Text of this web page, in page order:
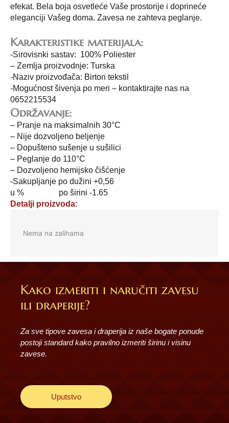
efekat. Bela boja osvetleće Vaše prostorije i doprineće
eleganciji Vašeg doma. Zavesa ne zahteva peglanje.
Karakteristike materijala:
-Sirovisnki sastav: 100% Poliester
– Zemlja proizvodnje: Turska
-Naziv proizvođača: Birton tekstil
-Mogućnost šivenja po meri – kontaktirajte nas na
0652215534
Održavanje:
– Pranje na maksimalnih 30°C
– Nije dozvoljeno beljenje
– Dopušteno sušenje u sušilici
– Peglanje do 110°C
– Dozvoljeno hemijsko čišćenje
-Sakupljanje po dužini +0,56
u % po širini -1.65
Detalji proizvoda:
Nema na zalihama
Kako izmeriti i naručiti zavesu
ili draperije?
Za sve tipove zavesa i draperija iz naše bogate ponude
postoji standard kako pravilno izmeriti širinu i visinu
zavese.
Uputstvo